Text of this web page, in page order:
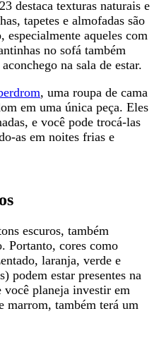
destaca texturas naturais e
tapetes e almofadas são
especialmente aqueles com
no sofá também
na sala de estar.
, uma roupa de cama
em uma única peça. Eles
e você pode trocá-las
as em noites frias e
escuros, também
Portanto, cores como
laranja, verde e
podem estar presentes na
você planeja investir em
marrom, também terá um